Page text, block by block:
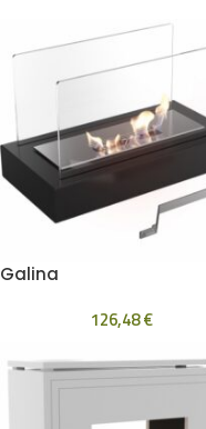
Galina
126,48€